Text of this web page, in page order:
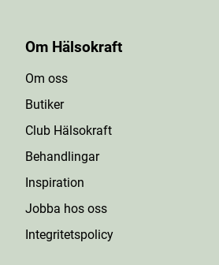
Om Hälsokraft
Om oss
Butiker
Club Hälsokraft
Behandlingar
Inspiration
Jobba hos oss
Integritetspolicy